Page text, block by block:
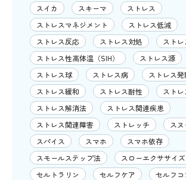
スイカ
スキーマ
ストレス
ストレスマネジメント
ストレス低減
ストレス反応
ストレス対処
ストレ
ストレス性高体温（SIH）
ストレス源
ストレス球
ストレス病
ストレス発
ストレス緩和
ストレス耐性
スト
ストレス解消法
ストレス関連疾患
ストレス関連障害
ストレッチ
ス
スパイス
スマホ
スマホ依存
スモールステップ法
スローエクササイズ
セルトラリン
セルフケア
セルフ